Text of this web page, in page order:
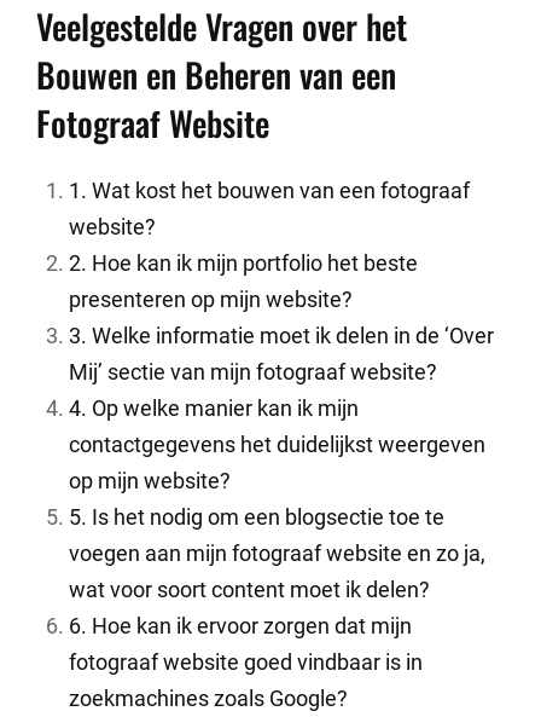
Veelgestelde Vragen over het
Bouwen en Beheren van een
Fotograaf Website
1. Wat kost het bouwen van een fotograaf
website?
2. Hoe kan ik mijn portfolio het beste
presenteren op mijn website?
3. Welke informatie moet ik delen in de ‘Over
Mij’ sectie van mijn fotograaf website?
4. Op welke manier kan ik mijn
contactgegevens het duidelijkst weergeven
op mijn website?
5. Is het nodig om een blogsectie toe te
voegen aan mijn fotograaf website en zo ja,
wat voor soort content moet ik delen?
6. Hoe kan ik ervoor zorgen dat mijn
fotograaf website goed vindbaar is in
zoekmachines zoals Google?